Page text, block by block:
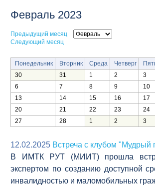
Февраль 2023
Предыдущий месяц
Следующий месяц
Понедельник Вторник Среда Четверг
30
31 1 2 3
6
7 8 9 10
13
14 15 16 17
20
21 22 23 24
27
28 1 2 3
12.02.2025 Встреча с клубом "Мудрый
В ИМТК РУТ (МИИТ) прошла
экспертом по созданию доступной
инвалидностью и маломобильных